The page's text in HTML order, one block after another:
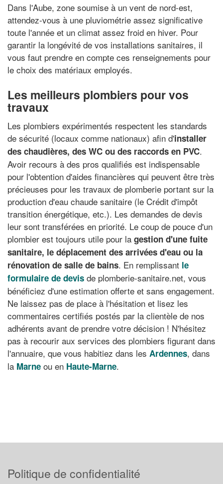
Dans l'Aube, zone soumise à un vent de nord-est,
attendez-vous à une pluviométrie assez significative
toute l'année et un climat assez froid en hiver. Pour
garantir la longévité de vos installations sanitaires, il
vous faut prendre en compte ces renseignements pour
le choix des matériaux employés.
Les meilleurs plombiers pour vos
travaux
Les plombiers expérimentés respectent les standards
de sécurité (locaux comme nationaux) afin d'installer
des chaudières, des WC ou des raccords en PVC.
Avoir recours à des pros qualifiés est indispensable
pour l'obtention d'aides financières qui peuvent être très
précieuses pour les travaux de plomberie portant sur la
production d'eau chaude sanitaire (le Crédit d'impôt
transition énergétique, etc.). Les demandes de devis
leur sont transférées en priorité. Le coup de pouce d'un
plombier est toujours utile pour la gestion d'une fuite
sanitaire, le déplacement des arrivées d'eau ou la
rénovation de salle de bains. En remplissant le
formulaire de devis de plomberie-sanitaire.net, vous
bénéficiez d'une estimation offerte et sans engagement.
Ne laissez pas de place à l'hésitation et lisez les
commentaires certifiés postés par la clientèle de nos
adhérents avant de prendre votre décision ! N'hésitez
pas à recourir aux services des plombiers figurant dans
l'annuaire, que vous habitiez dans les Ardennes, dans
la Marne ou en Haute-Marne.
Politique de confidentialité